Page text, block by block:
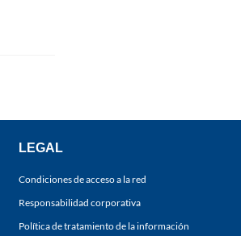
LEGAL
Condiciones de acceso a la red
Responsabilidad corporativa
Política de tratamiento de la información